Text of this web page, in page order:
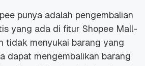
punya adalah pengembalian
yang ada di fitur Shopee Mall-
tidak menyukai barang yang
dapat mengembalikan barang